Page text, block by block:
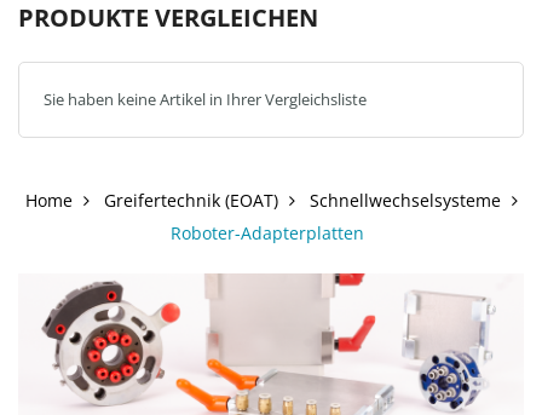
PRODUKTE VERGLEICHEN
Sie haben keine Artikel in Ihrer Vergleichsliste
Home Greifertechnik (EOAT)
Schnellwechselsysteme
Roboter-Adapterplatten